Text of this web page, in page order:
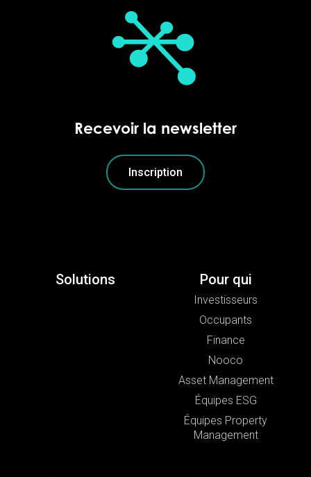
Recevoir la newsletter
Inscription
Solutions Pour qui
Investisseurs
Occupants
Finance
Nooco
Asset Management
Équipes ESG
Équipes Property
Management